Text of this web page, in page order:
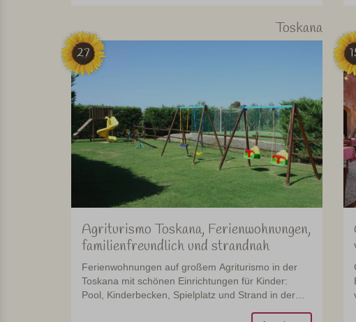
Toskana
27
Agriturismo Toskana, Ferienwohnungen,
familienfreundlich und strandnah
Ferienwohnungen auf großem Agriturismo in der
Toskana mit schönen Einrichtungen für Kinder:
Pool, Kinderbecken, Spielplatz und Strand in der